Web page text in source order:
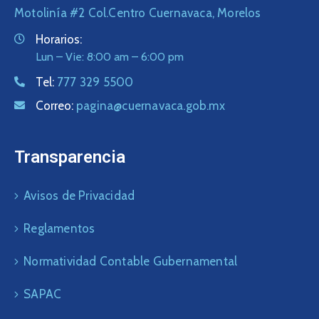
Motolinía #2 Col.Centro Cuernavaca, Morelos
Horarios:
Lun – Vie: 8:00 am – 6:00 pm
Tel: 777 329 5500
Correo: pagina@cuernavaca.gob.mx
Transparencia
Avisos de Privacidad
Reglamentos
Normatividad Contable Gubernamental
SAPAC